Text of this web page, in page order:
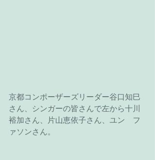
京都コンポーザーズリーダー谷口知巳
さん、シンガーの皆さんで左から十川
裕加さん、片山恵依子さん、ユン　フ
ァソンさん。